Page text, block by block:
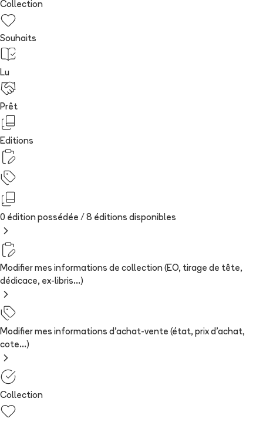
Collection
Souhaits
Lu
Prêt
Editions
0 édition possédée / 8 éditions disponibles
Modifier mes informations de collection (EO, tirage de tête,
dédicace, ex-libris...)
Modifier mes informations d'achat-vente (état, prix d'achat,
cote...)
Collection